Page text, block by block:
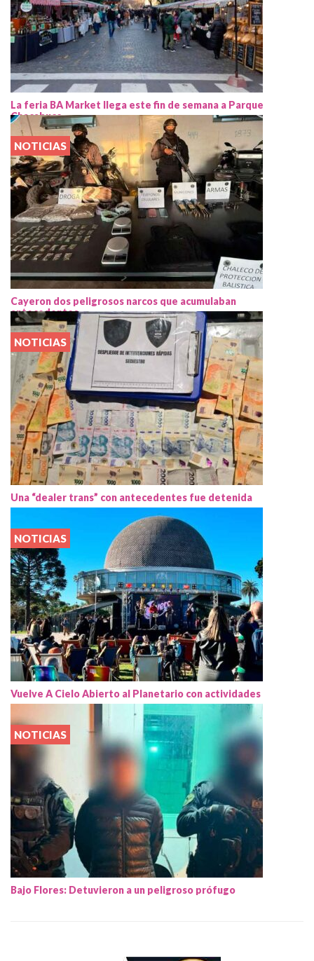
La feria BA Market llega este fin de semana a Parque
Chacabuco
NOTICIAS
Cayeron dos peligrosos narcos que acumulaban
antecedentes
NOTICIAS
Una “dealer trans” con antecedentes fue detenida
NOTICIAS
Vuelve A Cielo Abierto al Planetario con actividades
NOTICIAS
Bajo Flores: Detuvieron a un peligroso prófugo